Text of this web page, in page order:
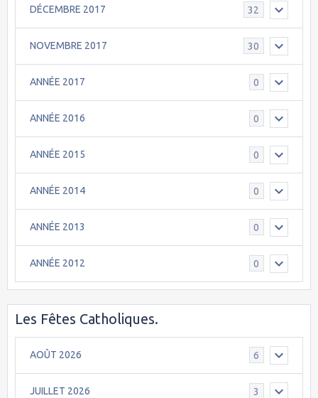
DÉCEMBRE 2017 32
NOVEMBRE 2017 30
ANNÉE 2017 0
ANNÉE 2016 0
ANNÉE 2015 0
ANNÉE 2014 0
ANNÉE 2013 0
ANNÉE 2012 0
Les Fêtes Catholiques.
AOÛT 2026 6
JUILLET 2026 3